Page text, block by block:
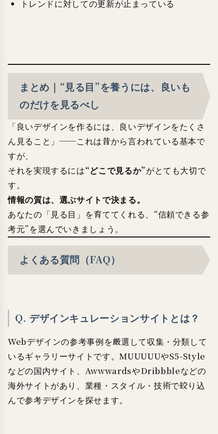
トレンドに対しての更新が止まっている
まとめ｜“見る目”を養うには、良いも
のだけを見るべし
「良いデザインを作るには、良いデザインをたくさ
ん見ること」──これは昔から言われている基本で
すが、
それを実現するには“どこで見るか”がとても大切で
す。
情報の質は、選ぶサイトで決まる。
あなたの「見る目」を育ててくれる、“信頼できる参
考元”を選んでいきましょう。
よくある質問（FAQ）
Q. デザインキュレーションサイトとは？
Webデザインの参考事例を厳選して収集・分類して
いるギャラリーサイトです。MUUUUUやS5-Style
などの国内サイト、AwwwardsやDribbbleなどの
海外サイトがあり、業種・スタイル・技術で絞り込
んで参考デザインを探せます。